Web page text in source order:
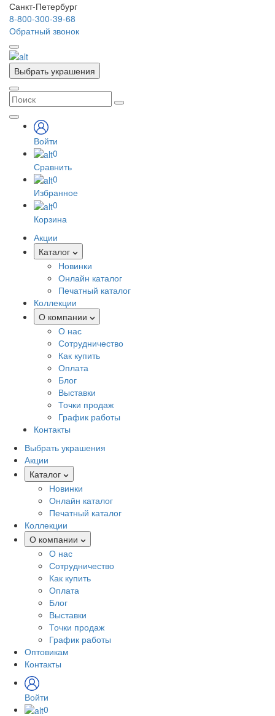
Санкт-Петербург
8-800-300-39-68
Обратный звонок
Выбрать украшения
Войти
0
Сравнить
0
Избранное
0
Корзина
Акции
Каталог
Новинки
Онлайн каталог
Печатный каталог
Коллекции
О компании
О нас
Сотрудничество
Как купить
Оплата
Блог
Выставки
Точки продаж
График работы
Контакты
Выбрать украшения
Акции
Каталог
Новинки
Онлайн каталог
Печатный каталог
Коллекции
О компании
О нас
Сотрудничество
Как купить
Оплата
Блог
Выставки
Точки продаж
График работы
Оптовикам
Контакты
Войти
0